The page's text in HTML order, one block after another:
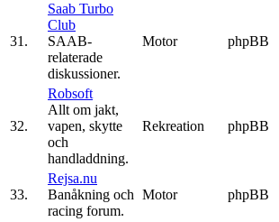
31.
Saab Turbo
Club
SAAB-
relaterade
diskussioner.
Motor phpBB
32.
Robsoft
Allt om jakt,
vapen, skytte
och
handladdning.
Rekreation phpBB
33.
Rejsa.nu
Banåkning och
racing forum.
Motor phpBB